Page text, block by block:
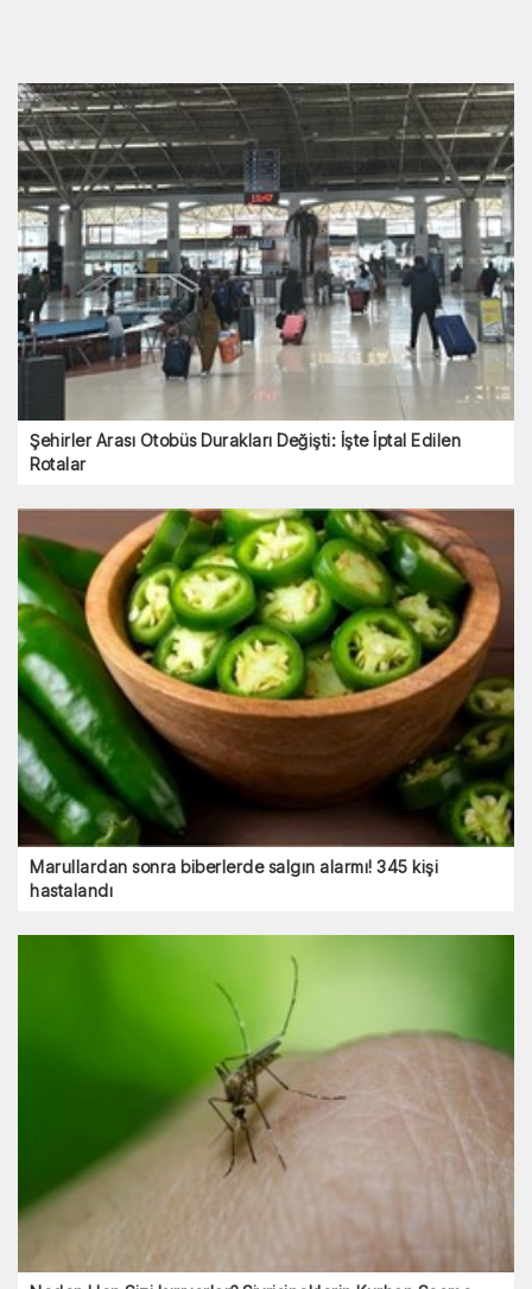
Şehirler Arası Otobüs Durakları Değişti: İşte İptal Edilen
Rotalar
Marullardan sonra biberlerde salgın alarmı! 345 kişi
hastalandı